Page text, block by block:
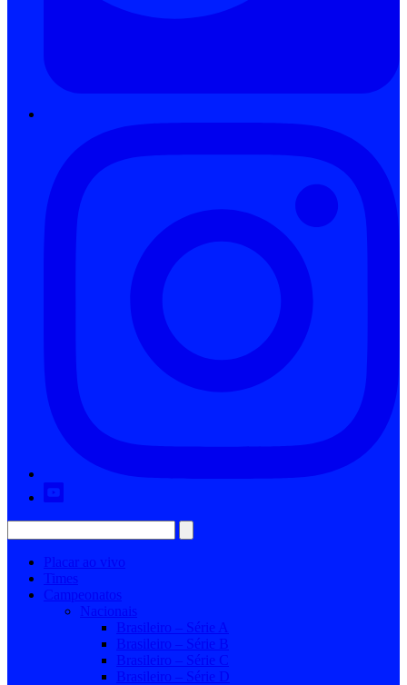
Placar ao vivo
Times
Campeonatos
Nacionais
Brasileiro – Série A
Brasileiro – Série B
Brasileiro – Série C
Brasileiro – Série D